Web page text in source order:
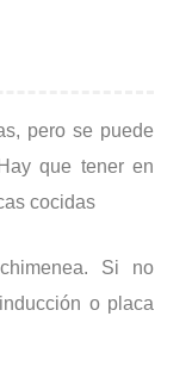
pero se puede
que tener en
cocidas
Si no
o placa